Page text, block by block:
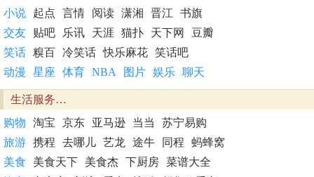
小说
起点 言情 阅读 潇湘 晋江
书旗
交友
贴吧 乐讯 天涯 猫扑 天下网
豆瓣
笑话 糗百 冷笑话 快乐麻花 笑话吧
动漫
星座 体育 NBA 图片 娱乐 聊天
生活服务…
购物
淘宝 京东 亚马逊 当当
苏宁易购
旅游 携程 去哪儿 艺龙 途牛 同程
蚂蜂窝
美食
美食天下 美食杰 下厨房 菜谱大全